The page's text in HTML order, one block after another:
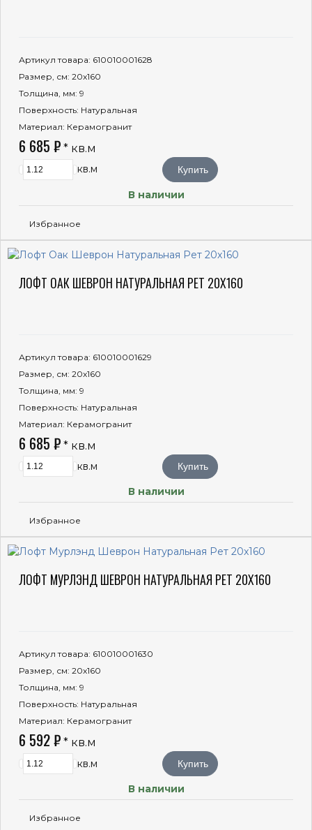
Артикул товара: 610010001628
Размер, см: 20x160
Толщина, мм: 9
Поверхность: Натуральная
Материал: Керамогранит
6 685 ₽ * кв.м
кв.м Купить
В наличии
Избранное
ЛОФТ ОАК ШЕВРОН НАТУРАЛЬНАЯ РЕТ 20X160
Артикул товара: 610010001629
Размер, см: 20x160
Толщина, мм: 9
Поверхность: Натуральная
Материал: Керамогранит
6 685 ₽ * кв.м
кв.м Купить
В наличии
Избранное
ЛОФТ МУРЛЭНД ШЕВРОН НАТУРАЛЬНАЯ РЕТ 20X160
Артикул товара: 610010001630
Размер, см: 20x160
Толщина, мм: 9
Поверхность: Натуральная
Материал: Керамогранит
6 592 ₽ * кв.м
кв.м Купить
В наличии
Избранное